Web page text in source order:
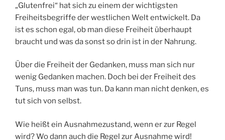
„Glutenfrei“ hat sich zu einem der wichtigsten
Freiheitsbegriffe der westlichen Welt entwickelt. Da
ist es schon egal, ob man diese Freiheit überhaupt
braucht und was da sonst so drin ist in der Nahrung.
Über die Freiheit der Gedanken, muss man sich nur
wenig Gedanken machen. Doch bei der Freiheit des
Tuns, muss man was tun. Da kann man nicht denken, es
tut sich von selbst.
Wie heißt ein Ausnahmezustand, wenn er zur Regel
wird? Wo dann auch die Regel zur Ausnahme wird!